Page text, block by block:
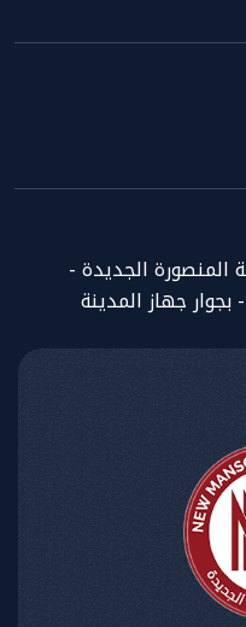
الجديدة -
جهاز المدينة